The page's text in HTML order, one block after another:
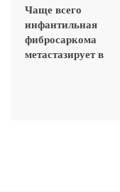
Чаще всего
инфантильная
фибросаркома
метастазирует в